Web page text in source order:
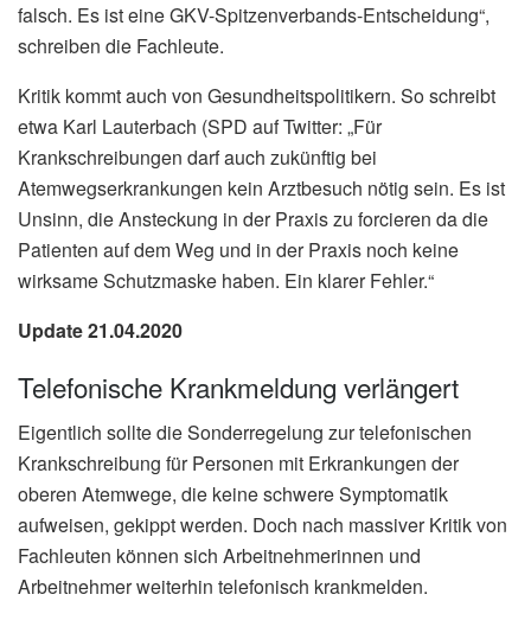
falsch. Es ist eine GKV-Spitzenverbands-Entscheidung“,
schreiben die Fachleute.
Kritik kommt auch von Gesundheitspolitikern. So schreibt
etwa Karl Lauterbach (SPD auf Twitter: „Für
Krankschreibungen darf auch zukünftig bei
Atemwegserkrankungen kein Arztbesuch nötig sein. Es ist
Unsinn, die Ansteckung in der Praxis zu forcieren da die
Patienten auf dem Weg und in der Praxis noch keine
wirksame Schutzmaske haben. Ein klarer Fehler.“
Update 21.04.2020
Telefonische Krankmeldung verlängert
Eigentlich sollte die Sonderregelung zur telefonischen
Krankschreibung für Personen mit Erkrankungen der
oberen Atemwege, die keine schwere Symptomatik
aufweisen, gekippt werden. Doch nach massiver Kritik von
Fachleuten können sich Arbeitnehmerinnen und
Arbeitnehmer weiterhin telefonisch krankmelden.